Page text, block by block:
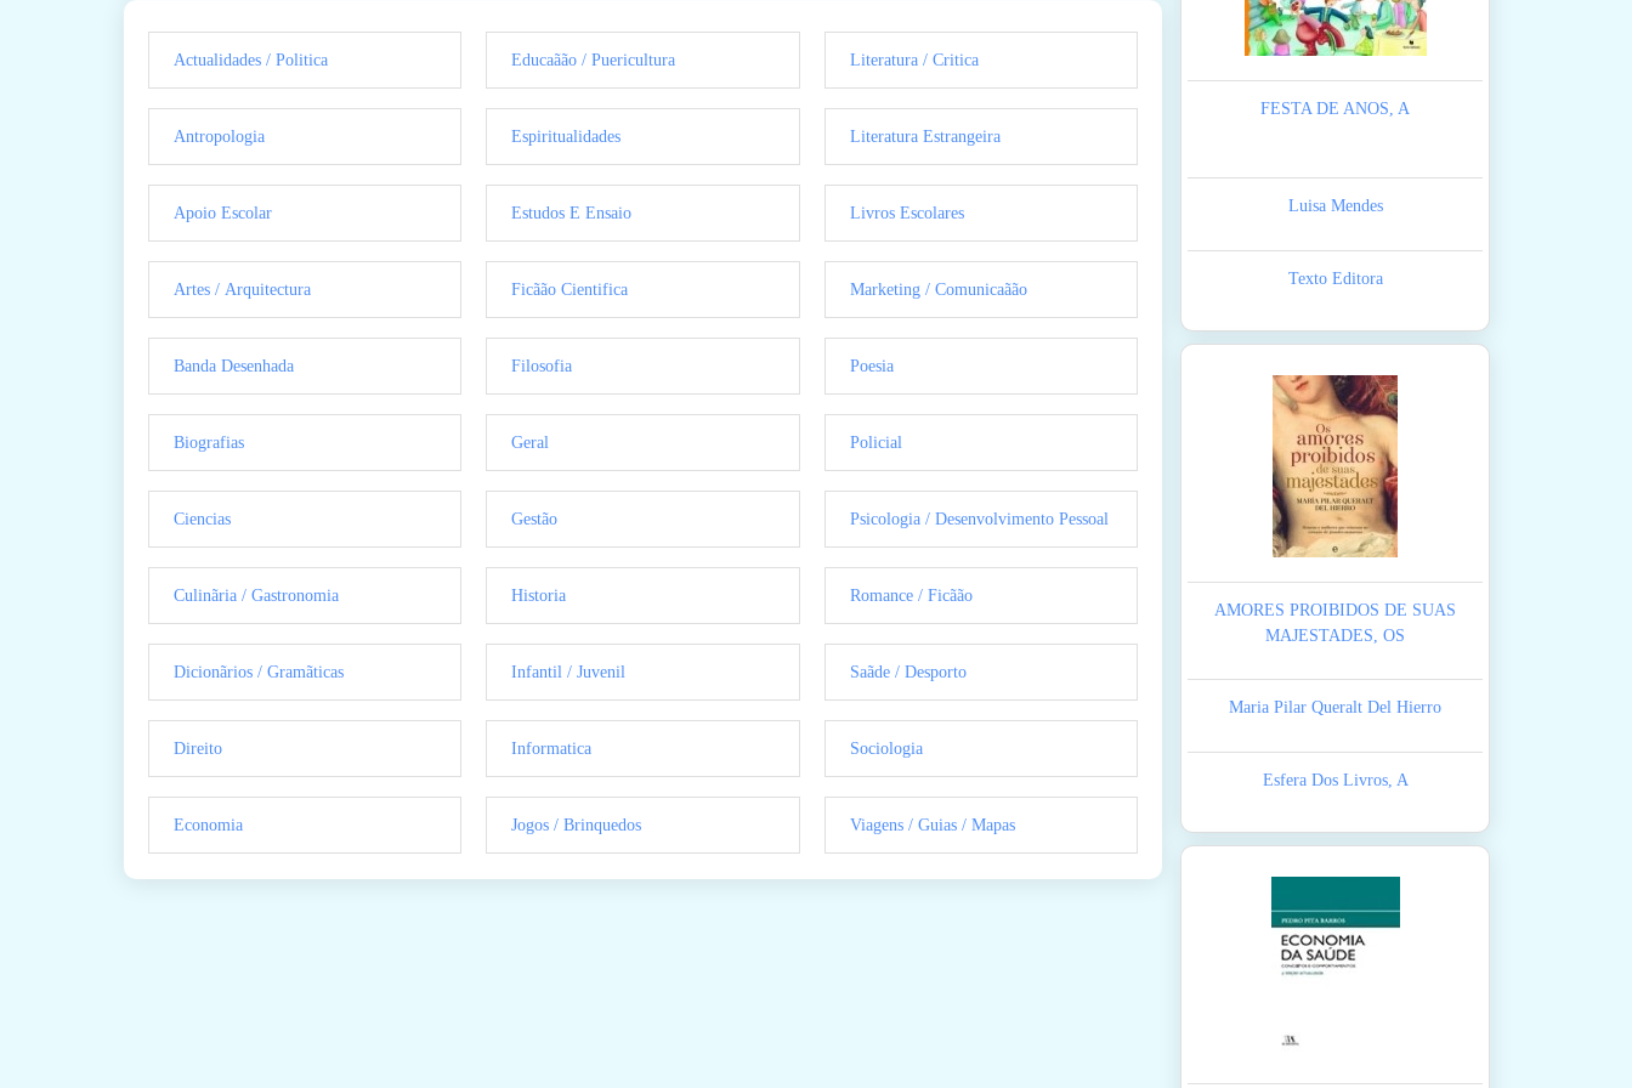
Actualidades / Politica
Antropologia
Apoio Escolar
Artes / Arquitectura
Banda Desenhada
Biografias
Ciencias
Culinãria / Gastronomia
Dicionãrios / Gramãticas
Direito
Economia
Educaãão / Puericultura
Espiritualidades
Estudos E Ensaio
Ficãão Cientifica
Filosofia
Geral
Gestão
Historia
Infantil / Juvenil
Informatica
Jogos / Brinquedos
Literatura / Critica
Literatura Estrangeira
Livros Escolares
Marketing / Comunicaãão
Poesia
Policial
Psicologia / Desenvolvimento Pessoal
Romance / Ficãão
Saãde / Desporto
Sociologia
Viagens / Guias / Mapas
FESTA DE ANOS, A
Luisa Mendes
Texto Editora
AMORES PROIBIDOS DE SUAS
MAJESTADES, OS
Maria Pilar Queralt Del Hierro
Esfera Dos Livros, A